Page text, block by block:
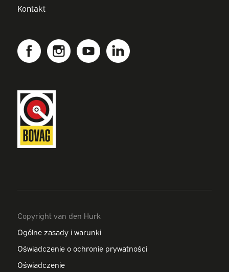
Kontakt
Copyright van den Hurk
Ogólne zasady i warunki
Oświadczenie o ochronie prywatności
Oświadczenie